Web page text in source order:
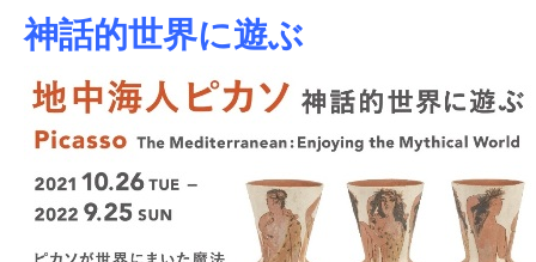
神話的世界に遊ぶ